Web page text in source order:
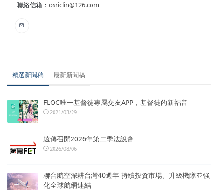
聯絡信箱： osriclin@126.com
精選新聞稿 最新新聞稿
FLOC唯一基督徒專屬交友APP，基督徒的新福音
2021/03/29
遠傳召開2026年第二季法說會
2026/08/06
聯合航空深耕台灣40週年 持續投資市場、升級機隊並強
化全球航網連結